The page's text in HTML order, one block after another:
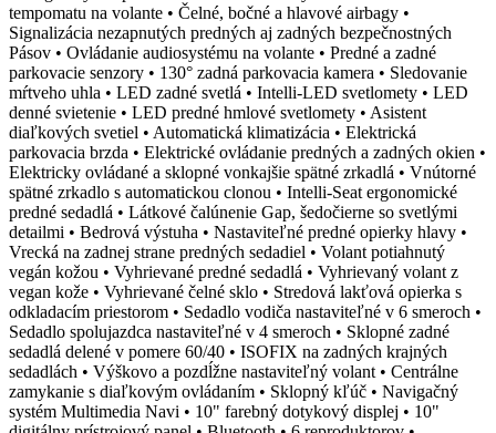
tempomatu na volante • Čelné, bočné a hlavové airbagy •
Signalizácia nezapnutých predných aj zadných bezpečnostných
Pásov • Ovládanie audiosystému na volante • Predné a zadné
parkovacie senzory • 130° zadná parkovacia kamera • Sledovanie
mŕtveho uhla • LED zadné svetlá • Intelli-LED svetlomety • LED
denné svietenie • LED predné hmlové svetlomety • Asistent
diaľkových svetiel • Automatická klimatizácia • Elektrická
parkovacia brzda • Elektrické ovládanie predných a zadných okien •
Elektricky ovládané a sklopné vonkajšie spätné zrkadlá • Vnútorné
spätné zrkadlo s automatickou clonou • Intelli-Seat ergonomické
predné sedadlá • Látkové čalúnenie Gap, šedočierne so svetlými
detailmi • Bedrová výstuha • Nastaviteľné predné opierky hlavy •
Vrecká na zadnej strane predných sedadiel • Volant potiahnutý
vegán kožou • Vyhrievané predné sedadlá • Vyhrievaný volant z
vegan kože • Vyhrievané čelné sklo • Stredová lakťová opierka s
odkladacím priestorom • Sedadlo vodiča nastaviteľné v 6 smeroch •
Sedadlo spolujazdca nastaviteľné v 4 smeroch • Sklopné zadné
sedadlá delené v pomere 60/40 • ISOFIX na zadných krajných
sedadlách • Výškovo a pozdĺžne nastaviteľný volant • Centrálne
zamykanie s diaľkovým ovládaním • Sklopný kľúč • Navigačný
systém Multimedia Navi • 10" farebný dotykový displej • 10"